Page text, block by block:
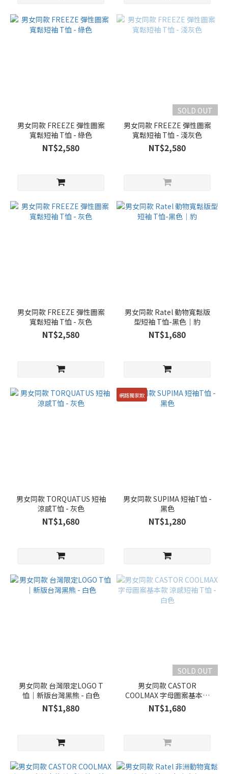
男女同款 FREEZE 彈性圖案
寬鬆短袖 T恤 - 綠色
NT$2,580
SOLD OUT
男女同款 FREEZE 彈性圖案
寬鬆短袖 T恤 - 淺灰色
NT$2,580
男女同款 FREEZE 彈性圖案
寬鬆短袖 T恤 - 灰色
NT$2,580
男女同款 Ratel 動物寬鬆版
型短袖 T恤-黑色｜豹
NT$1,680
男女同款 TORQUATUS 短袖
涼感T恤 - 灰色
NT$1,680
網路獨家款
男女同款 SUPIMA 短袖T恤 -
黑色
NT$1,280
男女同款 台灣限定LOGO T
恤｜新版台灣黑熊 - 白色
NT$1,880
SOLD OUT
男女同款 CASTOR
COOLMAX 字母圖案基本款
涼感短袖 T恤 - 白色
NT$1,680